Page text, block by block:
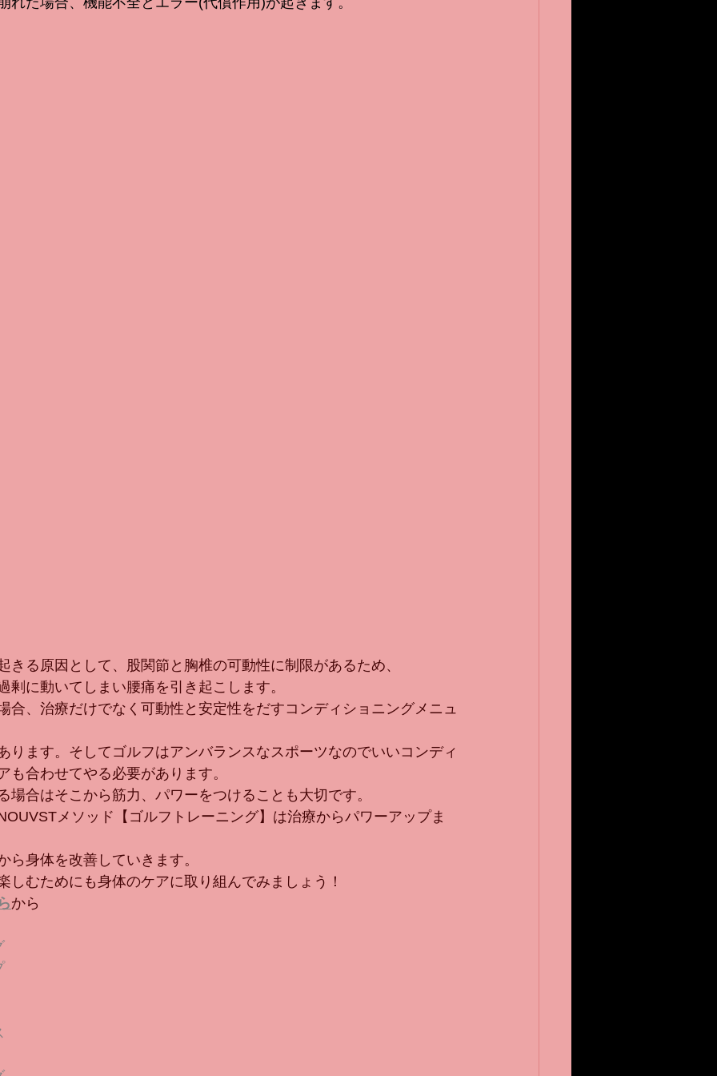
きる原因として、股関節と胸椎の可動性に制限があるため、
剰に動いてしまい腰痛を引き起こします。
合、治療だけでなく可動性と安定性をだすコンディショニングメニュ
ります。そしてゴルフはアンバランスなスポーツなのでいいコンディ
も合わせてやる必要があります。
場合はそこから筋力、パワーをつけることも大切です。
メソッド【ゴルフトレーニング】は治療からパワーアップま
ら身体を改善していきます。
しむためにも身体のケアに取り組んでみましょう！
から